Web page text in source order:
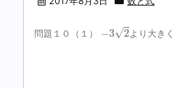
問題１０（１） −3√2
3
より大きく